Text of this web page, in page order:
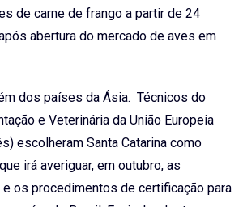
de carne de frango a partir de 24
abertura do mercado de aves em
dos países da Ásia. Técnicos do
e Veterinária da União Europeia
escolheram Santa Catarina como
irá averiguar, em outubro, as
os procedimentos de certificação para